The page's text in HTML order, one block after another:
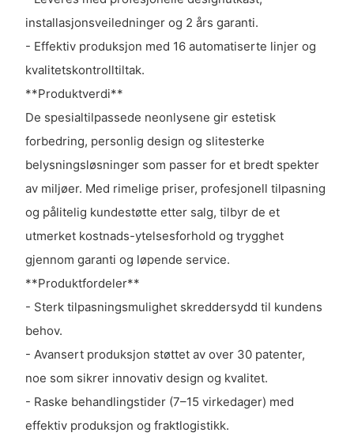
installasjonsveiledninger og 2 års garanti.
- Effektiv produksjon med 16 automatiserte linjer og
kvalitetskontrolltiltak.
**Produktverdi**
De spesialtilpassede neonlysene gir estetisk
forbedring, personlig design og slitesterke
belysningsløsninger som passer for et bredt spekter
av miljøer. Med rimelige priser, profesjonell tilpasning
og pålitelig kundestøtte etter salg, tilbyr de et
utmerket kostnads-ytelsesforhold og trygghet
gjennom garanti og løpende service.
**Produktfordeler**
- Sterk tilpasningsmulighet skreddersydd til kundens
behov.
- Avansert produksjon støttet av over 30 patenter,
noe som sikrer innovativ design og kvalitet.
- Raske behandlingstider (7–15 virkedager) med
effektiv produksjon og fraktlogistikk.